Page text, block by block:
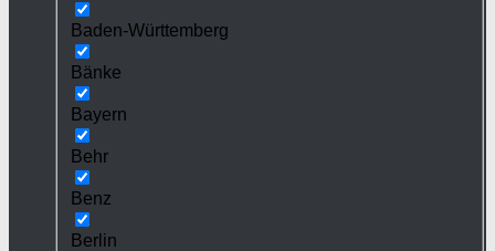
Baden-Württemberg
Bänke
Bayern
Behr
Benz
Berlin